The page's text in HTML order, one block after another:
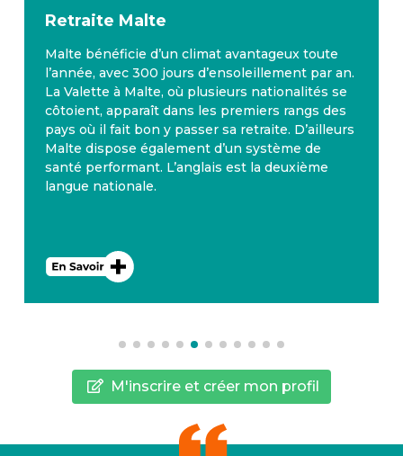
Retraite Malte
Malte bénéficie d’un climat avantageux toute
l’année, avec 300 jours d’ensoleillement par an.
La Valette à Malte, où plusieurs nationalités se
côtoient, apparaît dans les premiers rangs des
pays où il fait bon y passer sa retraite. D’ailleurs
Malte dispose également d’un système de
santé performant. L’anglais est la deuxième
langue nationale.
M'inscrire et créer mon profil